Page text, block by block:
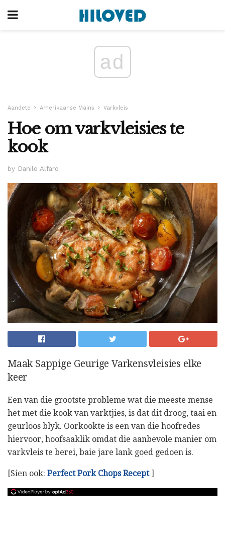
ad
Aandete Amerikaanse Mains Varkvleis
Hoe om varkvleisies te
kook
by Danilo Alfaro
Maak Sappige Geurige Varkensvleisies elke
keer
Een van die grootste probleme wat die meeste mense
het met die kook van varktjies, is dat dit droog, taai en
geurloos blyk. Oorkookte is een van die hoofredes
hiervoor, hoofsaaklik omdat die aanbevole manier om
varkvleis te berei, baie jare lank goed gedoen is.
[Sien ook: Perfect Pork Chops Recept]